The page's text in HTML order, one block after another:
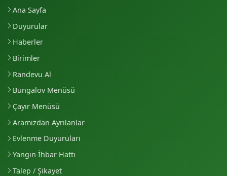
Ana Sayfa
Duyurular
Haberler
Birimler
Randevu Al
Bungalov Menüsü
Çayır Menüsü
Aramızdan Ayrılanlar
Evlenme Duyuruları
Yangın İhbar Hattı
Talep / Şikayet